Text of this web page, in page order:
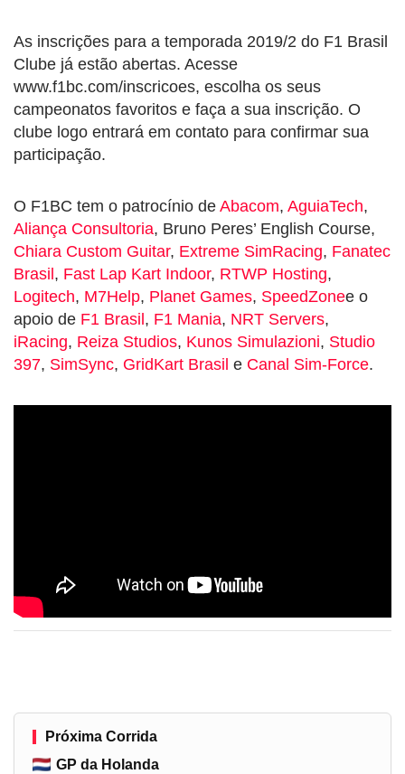
As inscrições para a temporada 2019/2 do F1 Brasil
Clube já estão abertas. Acesse
www.f1bc.com/inscricoes, escolha os seus
campeonatos favoritos e faça a sua inscrição. O
clube logo entrará em contato para confirmar sua
participação.
O F1BC tem o patrocínio de Abacom, AguiaTech,
Aliança Consultoria, Bruno Peres’ English Course,
Chiara Custom Guitar, Extreme SimRacing, Fanatec
Brasil, Fast Lap Kart Indoor, RTWP Hosting,
Logitech, M7Help, Planet Games, SpeedZonee o
apoio de F1 Brasil, F1 Mania, NRT Servers,
iRacing, Reiza Studios, Kunos Simulazioni, Studio
397, SimSync, GridKart Brasil e Canal Sim-Force.
Próxima Corrida
GP da Holanda